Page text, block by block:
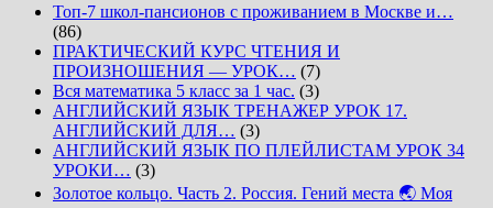
Топ-7 школ-пансионов с проживанием в Москве и…
(86)
ПРАКТИЧЕСКИЙ КУРС ЧТЕНИЯ И
ПРОИЗНОШЕНИЯ — УРОК… (7)
Вся математика 5 класс за 1 час. (3)
АНГЛИЙСКИЙ ЯЗЫК ТРЕНАЖЕР УРОК 17.
АНГЛИЙСКИЙ ДЛЯ… (3)
АНГЛИЙСКИЙ ЯЗЫК ПО ПЛЕЙЛИСТАМ УРОК 34
УРОКИ… (3)
Золотое кольцо. Часть 2. Россия. Гений места 🌏 Моя